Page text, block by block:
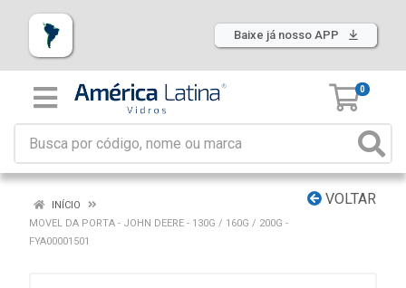
Baixe já nosso APP
0
VOLTAR
INÍCIO
MOVEL DA PORTA - JOHN DEERE - 130G / 160G / 200G -
FYA00001501